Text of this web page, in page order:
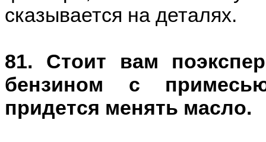
сказывается на деталях.
81. Стоит вам
бензином с
придется менять масло.